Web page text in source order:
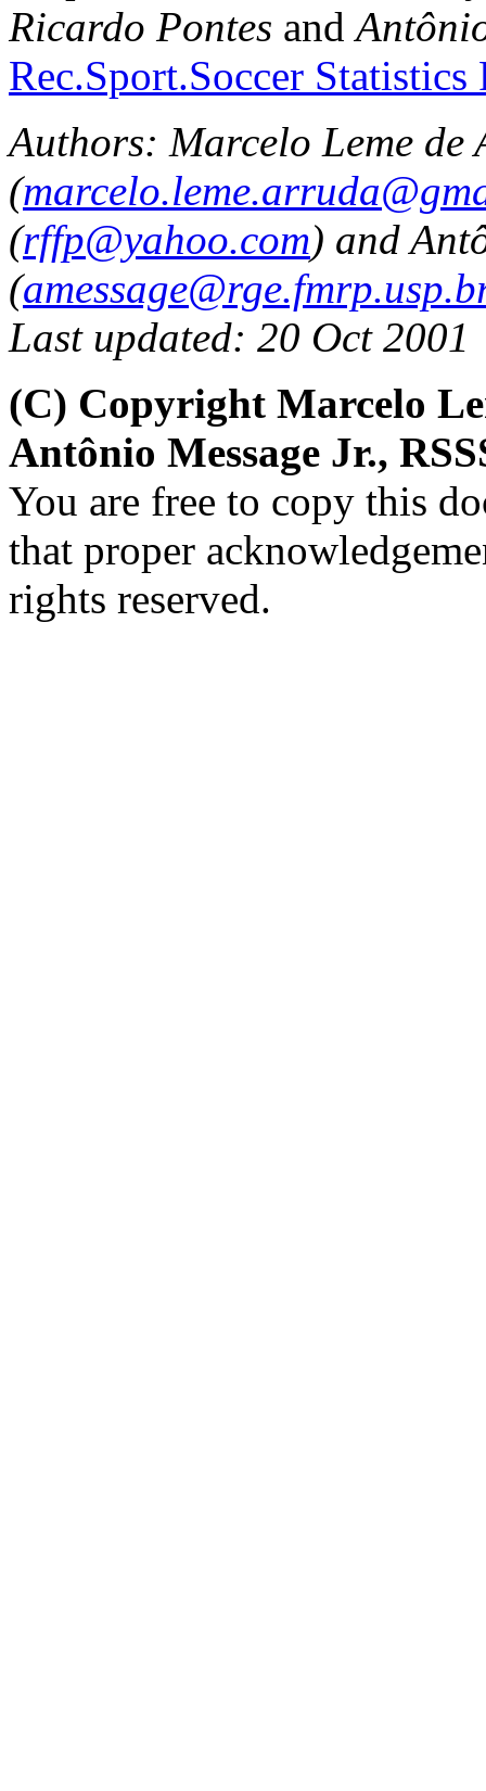
Ricardo Pontes and
Rec.Sport.Soccer
Authors: Marcelo Leme de
(
(rffp@yahoo.com) and
(
Last updated: 20 Oct 2001
(C) Copyright Marcelo
Antônio Message Jr.,
You are free to copy this
that proper
rights reserved.